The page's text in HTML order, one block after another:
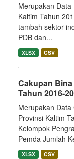
Merupakan
Kaltim Tahun
tambah sektor
PDB dan...
XLSX CSV
Cakupan
Tahun 2016-
Merupakan
Provinsi Kaltim
Kelompok
Pemda Jumlah
XLSX CSV